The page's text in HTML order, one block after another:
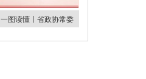
一图读懂丨省政协常委